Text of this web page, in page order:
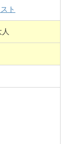
ト